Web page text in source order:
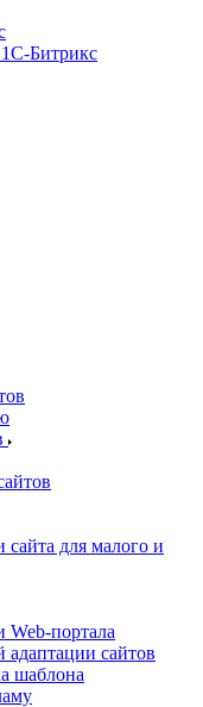
Битрикс
сайта для малого и
Web-портала
сайтов
шаблона